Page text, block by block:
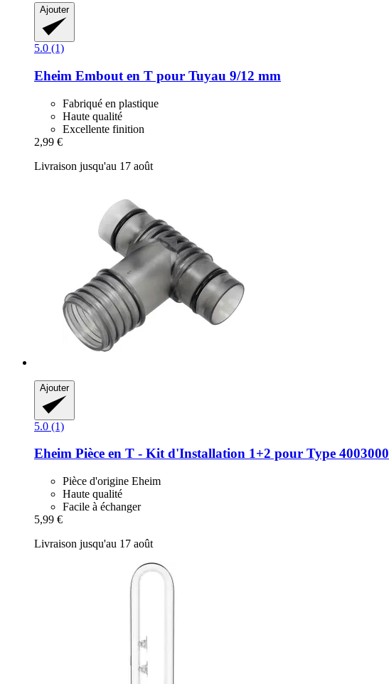
Ajouter
5.0 (1)
Eheim Embout en T pour Tuyau 9/12 mm
Fabriqué en plastique
Haute qualité
Excellente finition
2,99 €
Livraison jusqu'au 17 août
Ajouter
5.0 (1)
Eheim Pièce en T -​ Kit d'Installation 1+2 pour Type 4003000
Pièce d'origine Eheim
Haute qualité
Facile à échanger
5,99 €
Livraison jusqu'au 17 août